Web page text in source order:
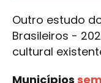
Outro estudo
Brasileiros -
cultural
Municípios